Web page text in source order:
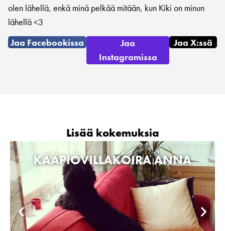
olen lähellä, enkä minä pelkää mitään, kun Kiki on minun
lähellä <3
Jaa Facebookissa
Jaa
Instagramissa
Jaa X:ssä
Lisää kokemuksia
KÄÄPIÖVILLAKOIRA ANNA